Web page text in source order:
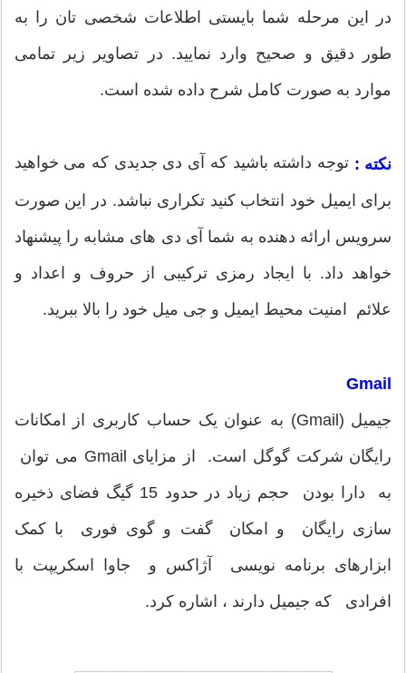
در این مرحله شما بایستی اطلاعات شخصی تان را به
طور دقیق و صحیح وارد نمایید. در تصاویر زیر تمامی
موارد به صورت کامل شرح داده شده است.
نکته : توجه داشته باشید که آی دی جدیدی که می خواهید
برای ایمیل خود انتخاب کنید تکراری نباشد. در این صورت
سرویس ارائه دهنده به شما آی دی های مشابه را پیشنهاد
خواهد داد. با ایجاد رمزی ترکیبی از حروف و اعداد و
علائم امنیت محیط ایمیل و جی میل خود را بالا ببرید.
Gmail
جیمیل (Gmail) به عنوان یک حساب کاربری از امکانات
رایگان شرکت گوگل است. از مزایای Gmail می توان
به دارا بودن حجم زیاد در حدود 15 گیگ فضای ذخیره
سازی رایگان و امکان گفت و گوی فوری با کمک
ابزارهای برنامه نویسی آژاکس و جاوا اسکریپت با
افرادی که جیمیل دارند ، اشاره کرد.